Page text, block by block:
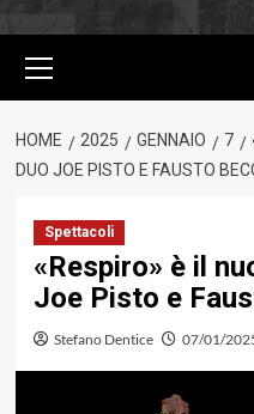
principale
HOME 2025 GENNAIO 7
DUO JOE PISTO E FAUSTO
Spettacoli
«Respiro» è il
Joe Pisto e
Stefano Dentice 07/01/